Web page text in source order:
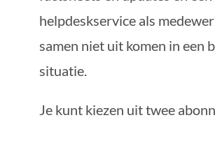
helpdeskservice als
samen niet uit komen in een
situatie.
Je kunt kiezen uit twee